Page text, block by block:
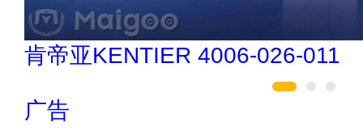
欧陆OULU 0760-23220123
广告